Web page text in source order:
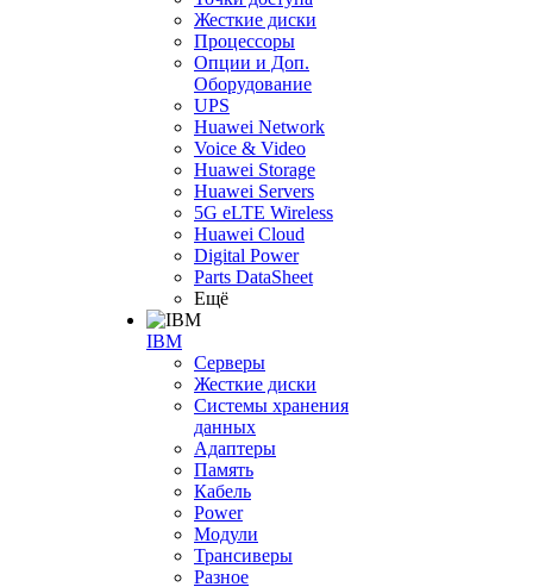
Жесткие диски
Процессоры
Опции и Доп.
Оборудование
UPS
Huawei Network
Voice & Video
Huawei Storage
Huawei Servers
5G eLTE Wireless
Huawei Cloud
Digital Power
Parts DataSheet
Ещё
IBM
Серверы
Жесткие диски
Системы хранения
данных
Адаптеры
Память
Кабель
Power
Модули
Трансиверы
Разное